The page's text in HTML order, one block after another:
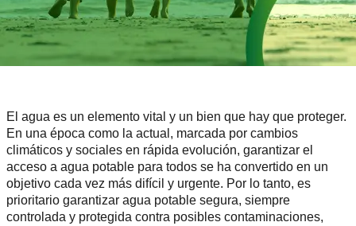
El agua es un elemento vital y un bien que hay que proteger.
En una época como la actual, marcada por cambios
climáticos y sociales en rápida evolución, garantizar el
acceso a agua potable para todos se ha convertido en un
objetivo cada vez más difícil y urgente. Por lo tanto, es
prioritario garantizar agua potable segura, siempre
controlada y protegida contra posibles contaminaciones,